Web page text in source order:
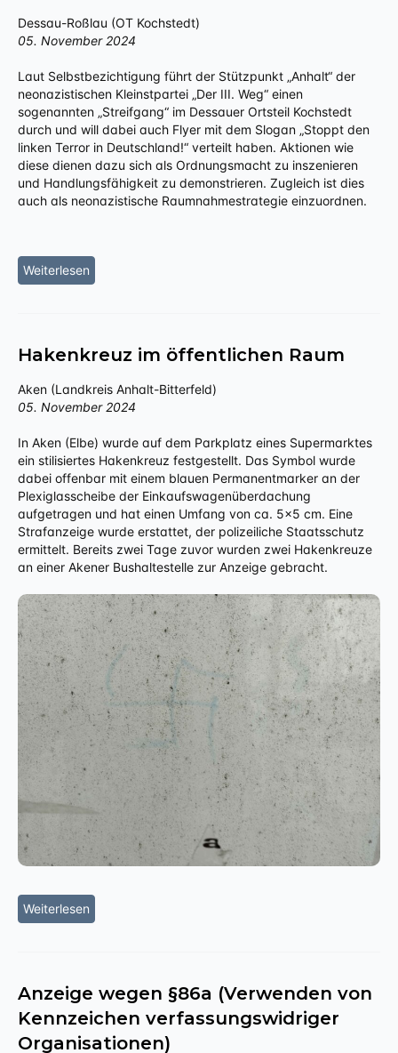
Dessau-Roßlau (OT Kochstedt)
05. November 2024
Laut Selbstbezichtigung führt der Stützpunkt „Anhalt“ der
neonazistischen Kleinstpartei „Der III. Weg“ einen
sogenannten „Streifgang“ im Dessauer Ortsteil Kochstedt
durch und will dabei auch Flyer mit dem Slogan „Stoppt den
linken Terror in Deutschland!“ verteilt haben. Aktionen wie
diese dienen dazu sich als Ordnungsmacht zu inszenieren
und Handlungsfähigkeit zu demonstrieren. Zugleich ist dies
auch als neonazistische Raumnahmestrategie einzuordnen.
Weiterlesen
Hakenkreuz im öffentlichen Raum
Aken (Landkreis Anhalt-Bitterfeld)
05. November 2024
In Aken (Elbe) wurde auf dem Parkplatz eines Supermarktes
ein stilisiertes Hakenkreuz festgestellt. Das Symbol wurde
dabei offenbar mit einem blauen Permanentmarker an der
Plexiglasscheibe der Einkaufswagenüberdachung
aufgetragen und hat einen Umfang von ca. 5x5 cm. Eine
Strafanzeige wurde erstattet, der polizeiliche Staatsschutz
ermittelt. Bereits zwei Tage zuvor wurden zwei Hakenkreuze
an einer Akener Bushaltestelle zur Anzeige gebracht.
Weiterlesen
Anzeige wegen §86a (Verwenden von
Kennzeichen verfassungswidriger
Organisationen)